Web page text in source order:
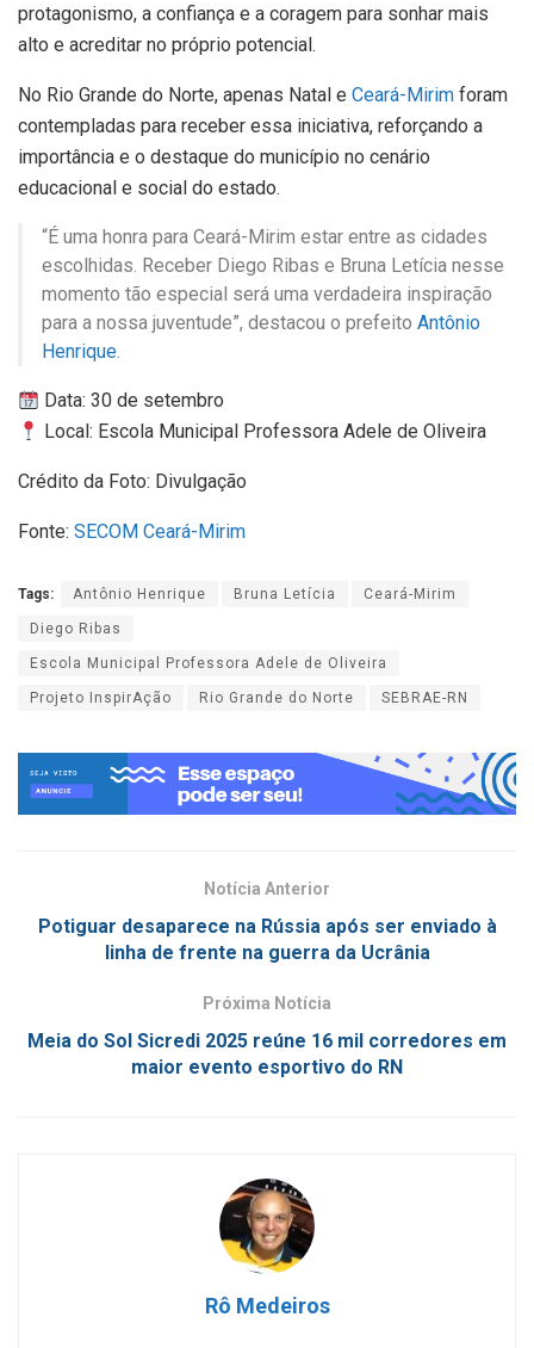
protagonismo, a confiança e a coragem para sonhar mais
alto e acreditar no próprio potencial.
No Rio Grande do Norte, apenas Natal e Ceará-Mirim foram
contempladas para receber essa iniciativa, reforçando a
importância e o destaque do município no cenário
educacional e social do estado.
“É uma honra para Ceará-Mirim estar entre as cidades
escolhidas. Receber Diego Ribas e Bruna Letícia nesse
momento tão especial será uma verdadeira inspiração
para a nossa juventude”, destacou o prefeito Antônio
Henrique.
Data: 30 de setembro
Local: Escola Municipal Professora Adele de Oliveira
Crédito da Foto: Divulgação
Fonte: SECOM Ceará-Mirim
Tags: Antônio Henrique Bruna Letícia Ceará-Mirim
Diego Ribas
Escola Municipal Professora Adele de Oliveira
Projeto InspirAção Rio Grande do Norte SEBRAE-RN
Notícia Anterior
Potiguar desaparece na Rússia após ser enviado à
linha de frente na guerra da Ucrânia
Próxima Notícia
Meia do Sol Sicredi 2025 reúne 16 mil corredores em
maior evento esportivo do RN
Rô Medeiros